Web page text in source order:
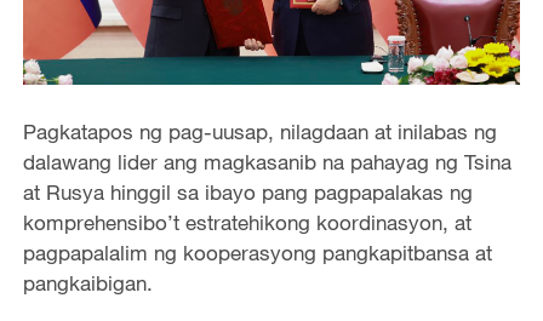
Pagkatapos ng pag-uusap, nilagdaan at inilabas ng
dalawang lider ang magkasanib na pahayag ng Tsina
at Rusya hinggil sa ibayo pang pagpapalakas ng
komprehensibo’t estratehikong koordinasyon, at
pagpapalalim ng kooperasyong pangkapitbansa at
pangkaibigan.